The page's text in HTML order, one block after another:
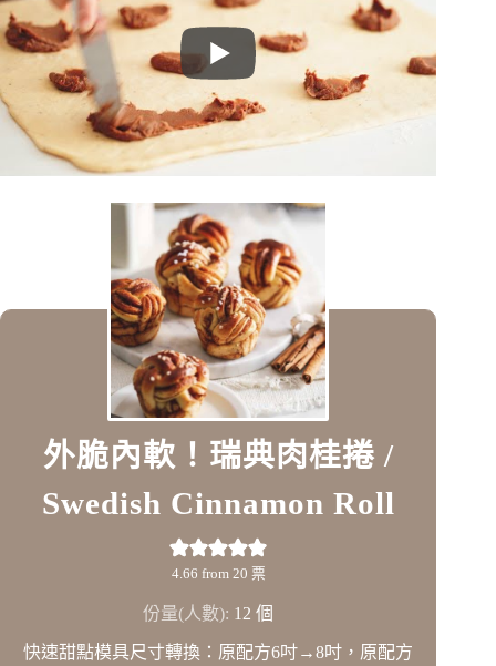
外脆內軟！瑞典肉桂捲 /
Swedish Cinnamon Roll
4.66 from 20 票
份量(人數): 12 個
快速甜點模具尺寸轉換：原配方6吋→8吋，原配方